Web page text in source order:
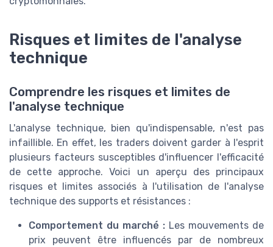
Risques et limites de l'analyse
technique
Comprendre les risques et limites de
l'analyse technique
L'analyse technique, bien qu'indispensable, n'est pas
infaillible. En effet, les traders doivent garder à l'esprit
plusieurs facteurs susceptibles d'influencer l'efficacité
de cette approche. Voici un aperçu des principaux
risques et limites associés à l'utilisation de l'analyse
technique des supports et résistances :
Comportement du marché : Les mouvements de
prix peuvent être influencés par de nombreux